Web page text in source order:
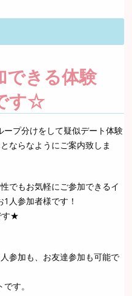
できる体験
す☆
プ分けをして疑似デート体験
ならなようにご案内致しま
でもお気軽にご参加できるイ
人参加者様です！
す★
参加も、お友達参加も可能で
す。